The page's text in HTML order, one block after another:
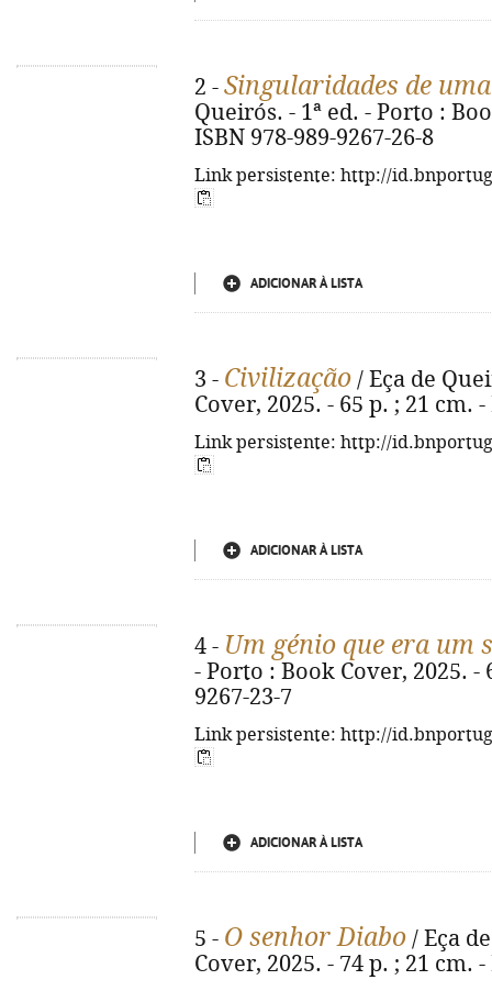
2 - Singularidades de
Queirós. - 1ª ed. - Porto :
ISBN 978-989-9267-26-8
Link persistente: http://
ADICIONAR À LISTA
3 - Civilização / Eça de
Cover, 2025. - 65 p. ; 21 cm.
Link persistente: http://
ADICIONAR À LISTA
4 - Um génio que era um
- Porto : Book Cover, 2025. -
9267-23-7
Link persistente: http://
ADICIONAR À LISTA
5 - O senhor Diabo / Eça
Cover, 2025. - 74 p. ; 21 cm.